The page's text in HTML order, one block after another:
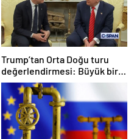
Trump’tan Orta Doğu turu
değerlendirmesi: Büyük bir
duyuru yapacağız